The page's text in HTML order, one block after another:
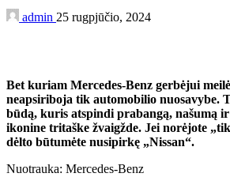
admin 25 rugpjūčio, 2024
Bet kuriam Mercedes-Benz gerbėjui
neapsiriboja tik automobilio nuosavybe.
būdą, kuris atspindi prabangą, našumą ir
ikonine tritaške žvaigžde. Jei norėjote
dėlto būtumėte nusipirkę „Nissan“.
Nuotrauka: Mercedes-Benz